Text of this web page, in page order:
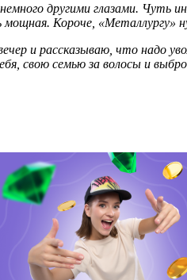
другими глазами. Чуть
Короче, «Металлургу»
и рассказываю, что надо
свою семью за волосы и